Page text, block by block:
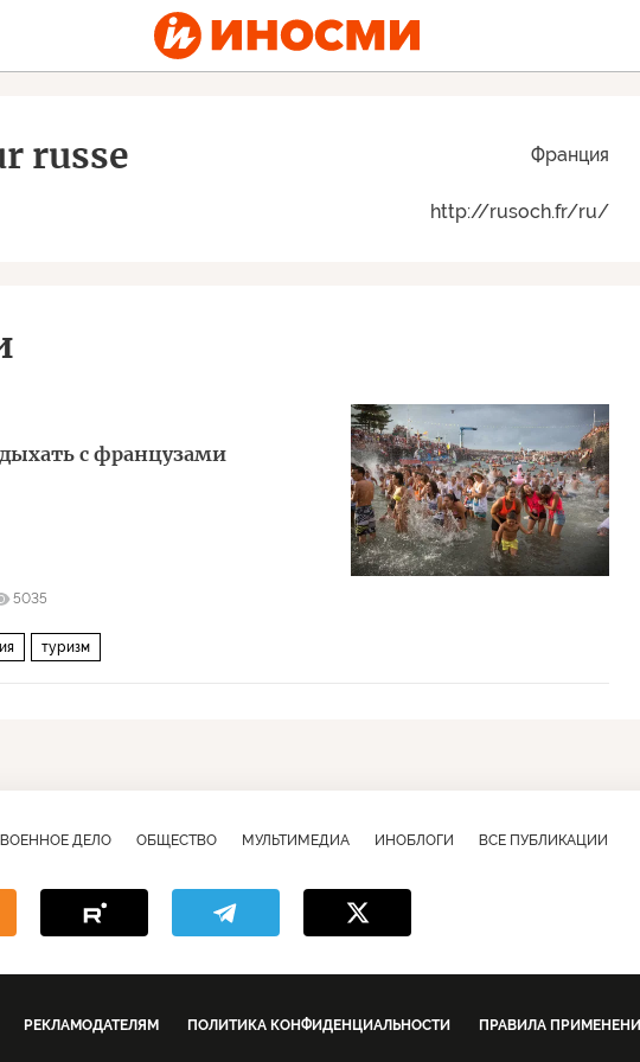
Франция
http://rusoch.fr/ru/
russe
с французами
5035
туризм
ВОЕННОЕ ДЕЛО ОБЩЕСТВО МУЛЬТИМЕДИА ИНОБЛОГИ ВСЕ ПУБЛИКАЦИИ
РЕКЛАМОДАТЕЛЯМ ПОЛИТИКА КОНФИДЕНЦИАЛЬНОСТИ
ПРАВИЛА